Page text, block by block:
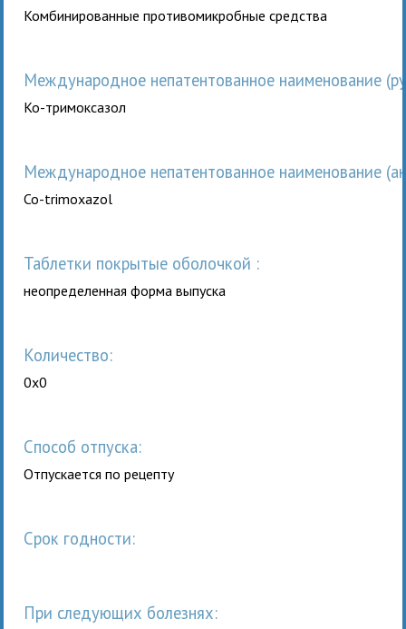
Комбинированные противомикробные средства
Международное непатентованное наименование
Ко-тримоксазол
Международное непатентованное наименование
Co-trimoxazol
таблетки покрытые оболочкой :
неопределенная форма выпуска
Количество:
0x0
Способ отпуска:
Отпускается по рецепту
Срок годности:
При следующих болезнях: